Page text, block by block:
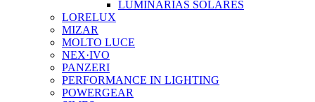
LUMINARIAS SOLARES
LORELUX
MIZAR
MOLTO LUCE
NEX·IVO
PANZERI
PERFORMANCE IN LIGHTING
POWERGEAR